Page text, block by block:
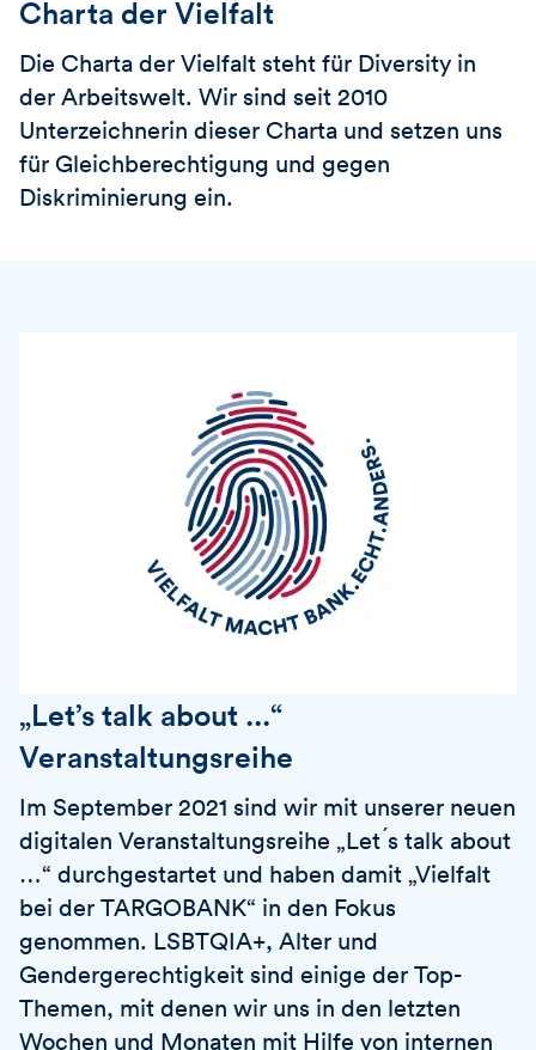
Charta der Vielfalt
Die Charta der Vielfalt steht für Diversity in
der Arbeitswelt. Wir sind seit 2010
Unterzeichnerin dieser Charta und setzen uns
für Gleichberechtigung und gegen
Diskriminierung ein.
„Let’s talk about ...“
Veranstaltungsreihe
Im September 2021 sind wir mit unserer neuen
digitalen Veranstaltungsreihe „Let ́s talk about
…“ durchgestartet und haben damit „Vielfalt
bei der TARGOBANK“ in den Fokus
genommen. LSBTQIA+, Alter und
Gendergerechtigkeit sind einige der Top-
Themen, mit denen wir uns in den letzten
Wochen und Monaten mit Hilfe von internen